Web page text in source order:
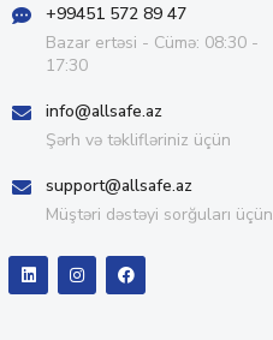
+99451 572 89 47
Bazar ertəsi - Cümə: 08:30 -
17:30
info@allsafe.az
Şərh və təklifləriniz üçün
support@allsafe.az
Müştəri dəstəyi sorğuları üçün